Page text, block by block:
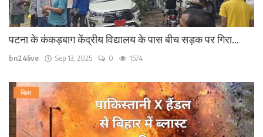
पटना के कंकड़बाग केंद्रीय विद्यालय के पास बीच सड़क पर गिरा...
bn24live Sep 13, 2025 0 1574
बिहार